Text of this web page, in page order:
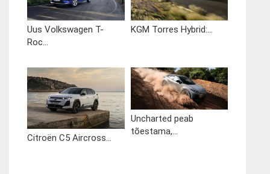
Uus Volkswagen T-
Roc...
KGM Torres Hybrid:...
Citroën C5 Aircross...
Uncharted peab
tõestama,...